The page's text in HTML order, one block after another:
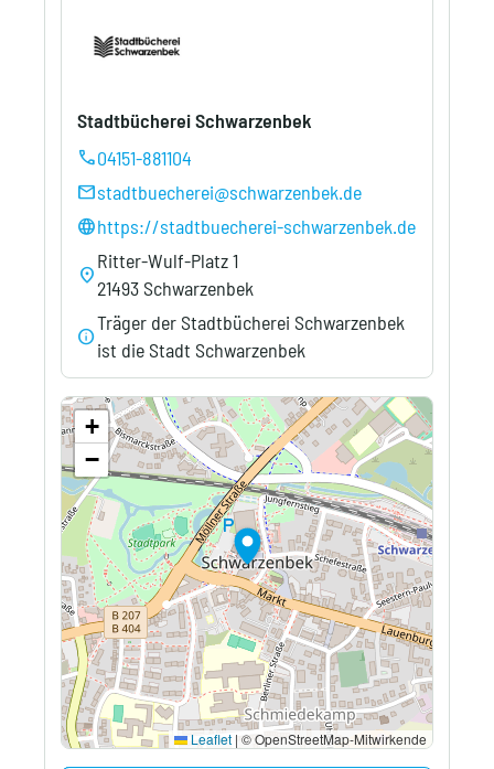
Stadtbücherei Schwarzenbek
call04151-881104
mailstadtbuecherei@schwarzenbek.de
languagehttps://stadtbuecherei-schwarzenbek.de
location_on
Ritter-Wulf-Platz 1
21493 Schwarzenbek
info
Träger der Stadtbücherei Schwarzenbek
ist die Stadt Schwarzenbek
+
−
Leaflet | © OpenStreetMap-Mitwirkende